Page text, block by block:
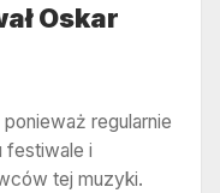
Oskar
regularnie
festiwale i
tej muzyki.